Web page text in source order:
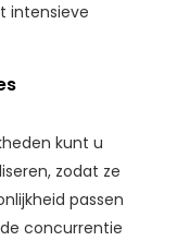
intensieve
kunt u
zodat ze
passen
concurrentie